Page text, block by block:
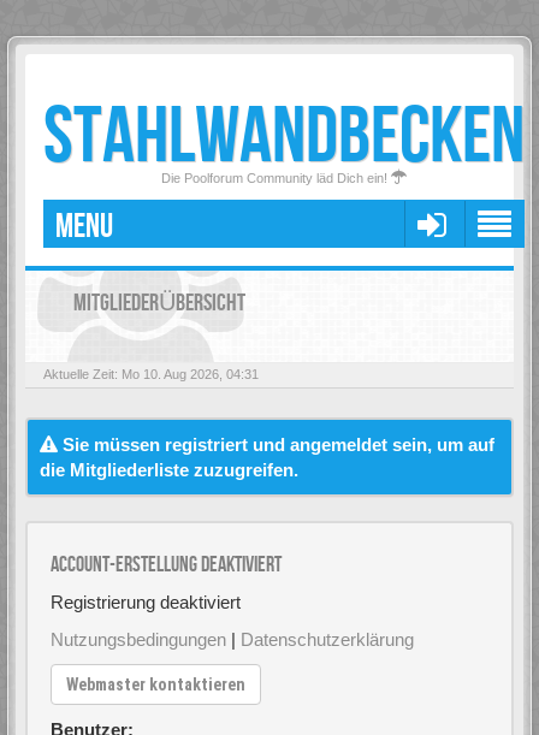
STAHLWANDBECKEN
Die Poolforum Community läd Dich ein!
MENU
MITGLIEDERÜBERSICHT
Aktuelle Zeit: Mo 10. Aug 2026, 04:31
Sie müssen registriert und angemeldet sein, um auf
die Mitgliederliste zuzugreifen.
Account-Erstellung deaktiviert
Registrierung deaktiviert
Nutzungsbedingungen | Datenschutzerklärung
Webmaster kontaktieren
Benutzer: